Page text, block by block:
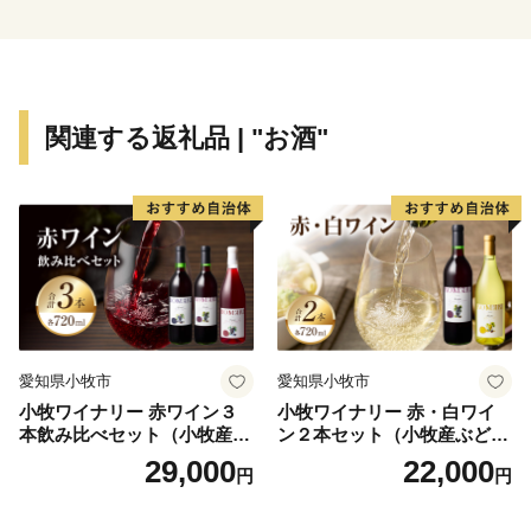
関連する返礼品 | "お酒"
愛知県小牧市
小牧ワイナリー 赤ワイン３
本飲み比べセット（小牧産ぶ
どう100％使用）29,000円
愛知県小牧市
小牧ワイナリー 赤・白ワイ
ン２本セット（小牧産ぶどう
22,000円